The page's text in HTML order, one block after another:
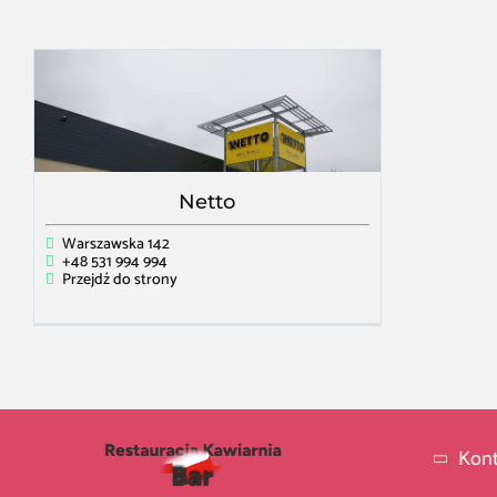
Netto
Warszawska 142
+48 531 994 994
Przejdź do strony